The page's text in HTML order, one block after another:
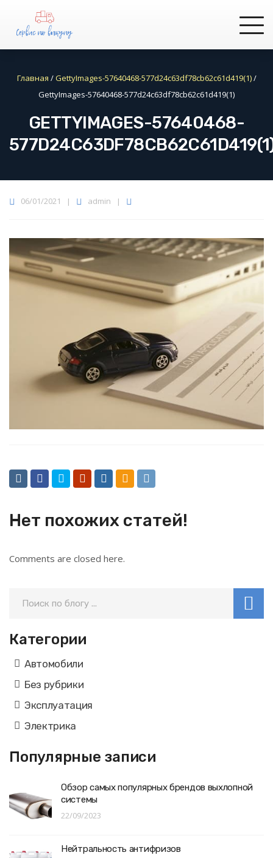
Главная /GettyImages-57640468-577d24c63df78cb62c61d419(1)/
GettyImages-57640468-577d24c63df78cb62c61d419(1)
GETTYIMAGES-57640468-
06/01/2021 | admin |
Нет похожих статей!
Comments are closed here.
Категории
Автомобили
Без рубрики
Эксплуатация
Электрика
Популярные записи
Обзор самых популярных брендов выхлопной
системы
22/09/2023
Нейтральность антифризов